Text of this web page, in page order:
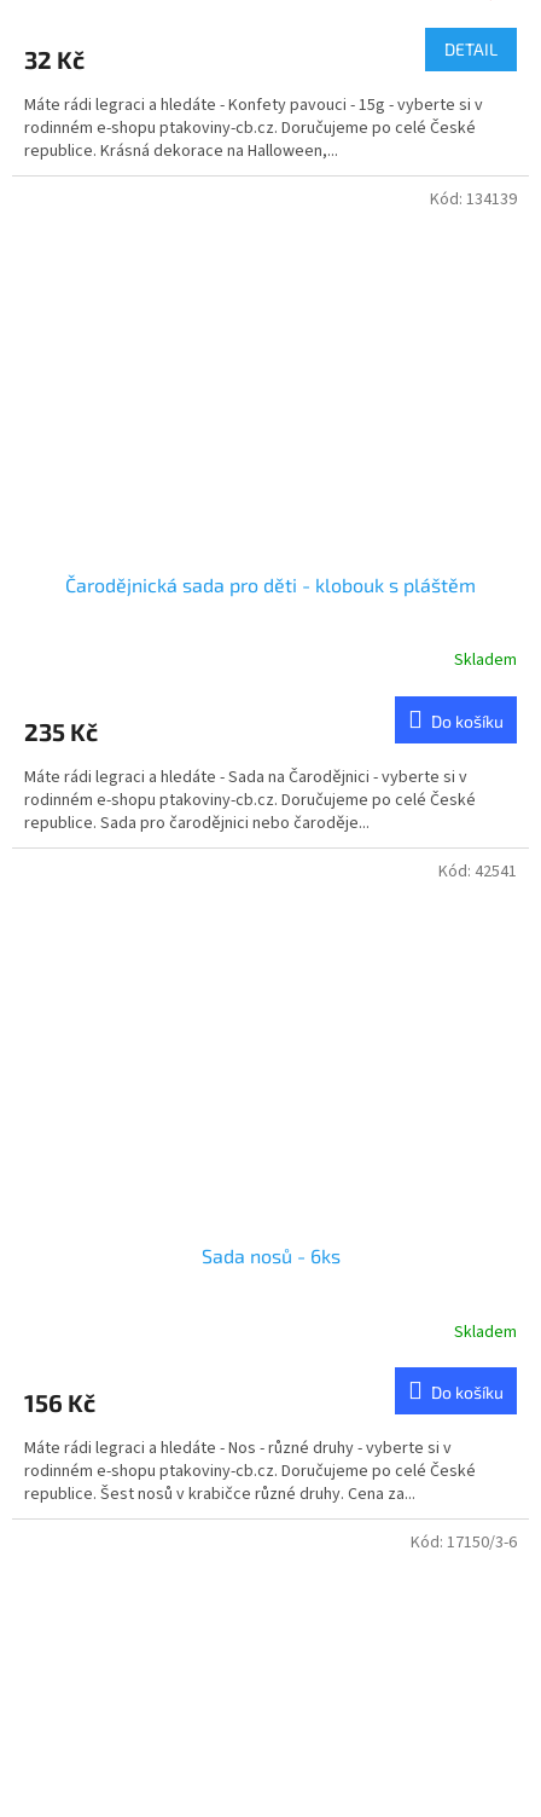
32 Kč DETAIL
Máte rádi legraci a hledáte - Konfety pavouci - 15g - vyberte si v
rodinném e-shopu ptakoviny-cb.cz. Doručujeme po celé České
republice. Krásná dekorace na Halloween,...
Čarodějnická sada pro děti - klobouk s pláštěm
Skladem
235 Kč Do košíku
Máte rádi legraci a hledáte - Sada na Čarodějnici - vyberte si v
rodinném e-shopu ptakoviny-cb.cz. Doručujeme po celé České
republice. Sada pro čarodějnici nebo čaroděje...
Kód: 134139
Sada nosů - 6ks
Skladem
156 Kč Do košíku
Máte rádi legraci a hledáte - Nos - různé druhy - vyberte si v
rodinném e-shopu ptakoviny-cb.cz. Doručujeme po celé České
republice. Šest nosů v krabičce různé druhy. Cena za...
Kód: 42541
Kód: 17150/3-6